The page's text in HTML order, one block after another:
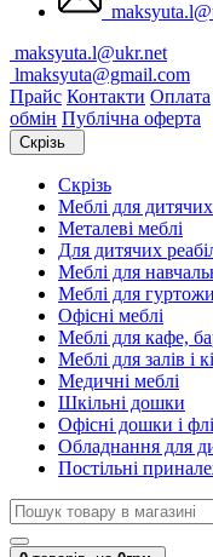
maksyuta.l@ukr.net
lmaksyuta@gmail.com
Прайс Контакти Оплата
обмін Публічна оферта
Скрізь
Скрізь
Меблі для дитячих
Металеві меблі
Для дитячих
Меблі для
Меблі для
Офісні меблі
Меблі для кафе,
Меблі для залів і
Медичні меблі
Шкільні дошки
Офісні дошки і
Обладнання для
Постільні